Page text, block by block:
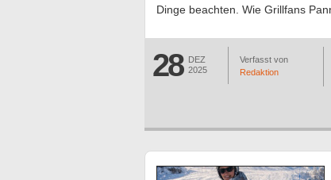
Dinge beachten. Wie Grillfans
28
DEZ
2025
Verfasst von
Redaktion